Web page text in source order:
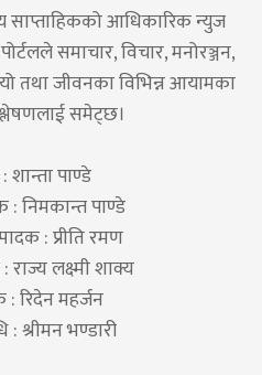
साप्ताहिकको आधिकारिक न्युज
समाचार, विचार, मनोरञ्जन,
तथा जीवनका विभिन्न आयामका
समेट्छ।
पाण्डे
: निमकान्त पाण्डे
: प्रीति रमण
राज्य लक्ष्मी शाक्य
रिदेन महर्जन
: श्रीमन भण्डारी